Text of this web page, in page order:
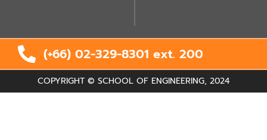
(+66) 02-329-8301 ext. 200
COPYRIGHT © SCHOOL OF ENGINEERING, 2024